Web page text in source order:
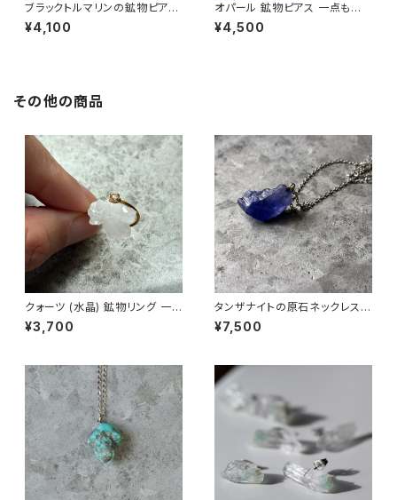
ブラックトルマリンの鉱物ピアス
一点もの 原石 天然石 金属アレ
ルギー対応 ハンドメイド アクセ
¥4,100
オパール 鉱物ピアス 一点もの
原石 天然石 金属アレルギー対
応 ハンドメイド アクセサリー パ
¥4,500
その他の商品
クォーツ (水晶) 鉱物リング 一
点もの 指輪 フリーサイズ 原石
天然石 ハンドメイド アクセサリ
¥3,700
タンザナイトの原石ネックレス
一点もの 鉱物 天然石 ハンドメ
イド アクセサリー パワーストー
¥7,500